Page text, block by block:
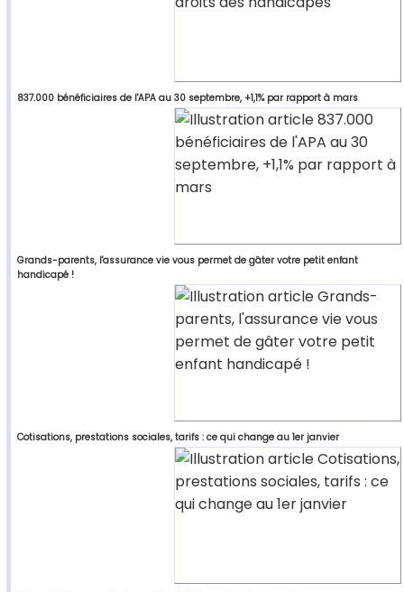
837.000 bénéficiaires de l'APA au 30 septembre, +1,1% par rapport à mars
Grands-parents, l'assurance vie vous permet de gâter votre petit enfant
handicapé !
Cotisations, prestations sociales, tarifs : ce qui change au 1er janvier